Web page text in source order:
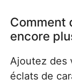
Comment
encore
Ajoutez des
éclats de